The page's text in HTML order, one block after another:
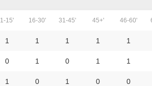
1-15' 16-30' 31-45' 45+' 46-60'
1 1 1 1 1
0 1 0 1 1
1 0 1 0 0